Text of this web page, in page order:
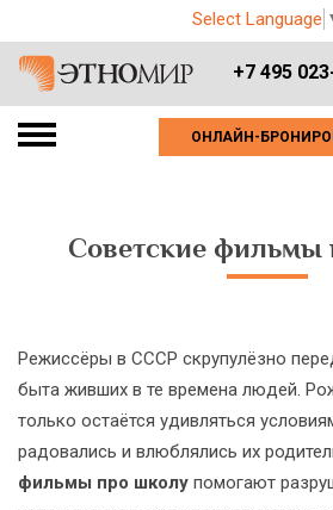
Select Language
+7 495
ОНЛАЙН-
Советские фильмы
Режиссёры в СССР скрупулёзно
быта живших в те времена людей.
только остаётся удивляться
радовались и влюблялись их
фильмы про школу помогают